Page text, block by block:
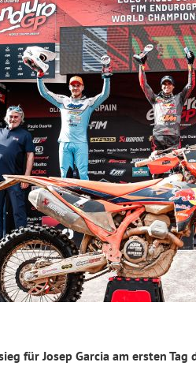
für Josep Garcia am ersten Tag